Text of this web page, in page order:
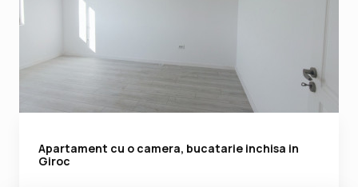
Apartament cu o camera, bucatarie inchisa in
Giroc